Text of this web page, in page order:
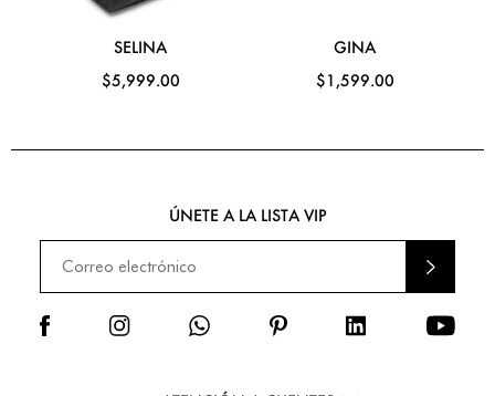
SELINA
$5,999.00
GINA
$1,599.00
ÚNETE A LA LISTA VIP
ENVI
AR